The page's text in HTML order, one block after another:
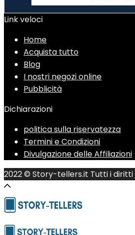
Link veloci
Home
Acquista tutto
Blog
I nostri negozi online
Pubblicità
Dichiarazioni
politica sulla riservatezza
Termini e Condizioni
Divulgazione delle Affiliazioni
2022 © Story-tellers.it Tutti i